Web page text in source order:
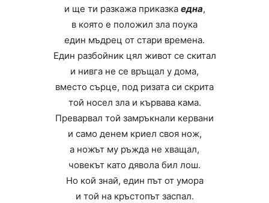
и ще ти разкажа приказка една,
в която е положил зла поука
един мъдрец от стари времена.
Един разбойник цял живот се скитал
и нивга не се връщал у дома,
вместо сърце, под ризата си скрита
той носел зла и кървава кама.
Преварвал той замръкнали кервани
и само денем криел своя нож,
а ножът му ръжда не хващал,
човекът като дявола бил лош.
Но кой знай, един път от умора
и той на кръстопът заспал.